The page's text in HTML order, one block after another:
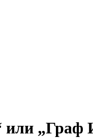
или „Граф